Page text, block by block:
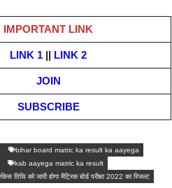
IMPORTANT LINK
LINK 1 || LINK 2
JOIN
SUBSCRIBE
bihar board matric ka result ka aayega
kab aayega matric ka result
किस तिथि को जारी होगा मैट्रिक बोर्ड परीक्षा 2022 का रिजल्ट